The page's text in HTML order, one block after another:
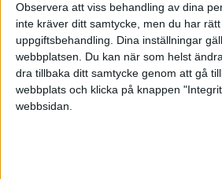
Observera att viss behandling av dina
inte kräver ditt samtycke, men du har
uppgiftsbehandling. Dina inställningar
webbplatsen. Du kan när som helst
dra tillbaka ditt samtycke genom att gå
webbplats och klicka på knappen
webbsidan.